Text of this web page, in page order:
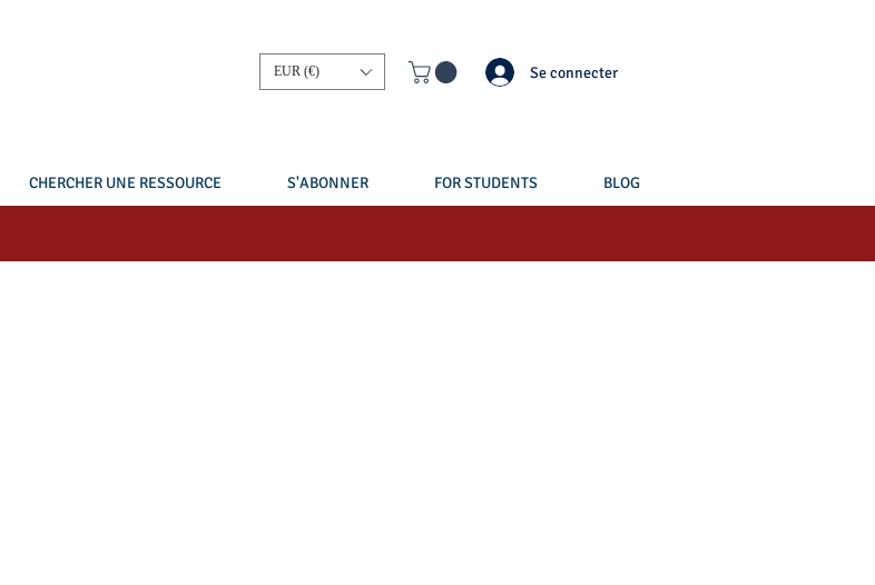
EUR (€) Se connecter
CHERCHER UNE RESSOURCE S'ABONNER FOR STUDENTS BLOG